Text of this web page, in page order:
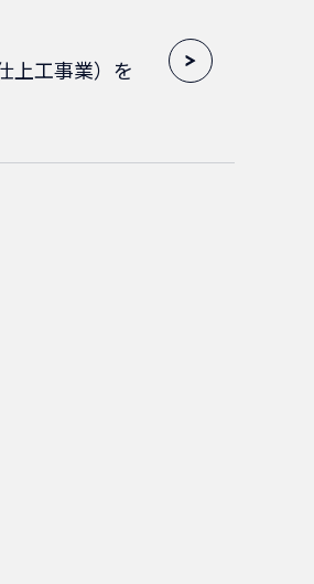
上工事業）を